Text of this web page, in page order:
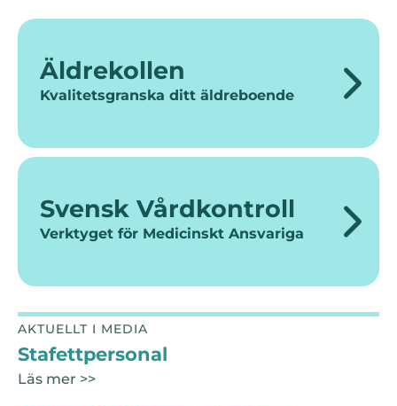
Äldrekollen
Kvalitetsgranska ditt äldreboende
Svensk Vårdkontroll
Verktyget för Medicinskt Ansvariga
AKTUELLT I MEDIA
Stafettpersonal
Läs mer >>